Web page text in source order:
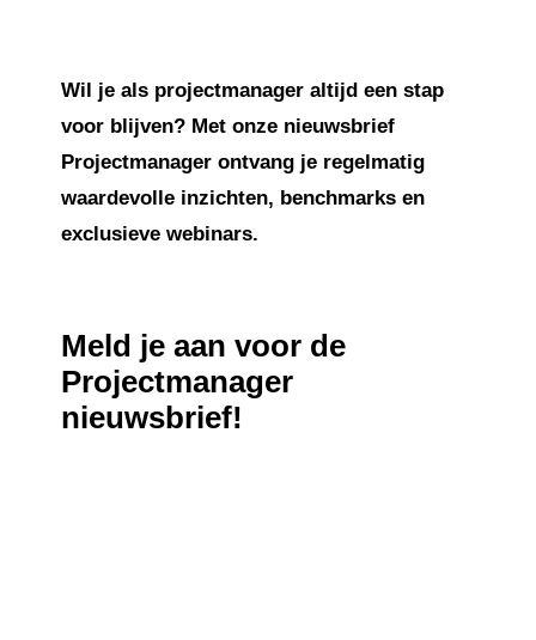
Wil je als projectmanager altijd een stap
voor blijven? Met onze nieuwsbrief
Projectmanager ontvang je regelmatig
waardevolle inzichten, benchmarks en
exclusieve webinars.
Meld je aan voor de
Projectmanager
nieuwsbrief!